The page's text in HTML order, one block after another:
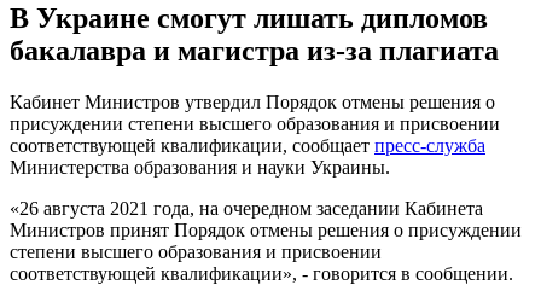
В Украине смогут лишать дипломов
бакалавра и магистра из-за плагиата
Кабинет Министров утвердил Порядок отмены решения о
присуждении степени высшего образования и присвоении
соответствующей квалификации, сообщает пресс-служба
Министерства образования и науки Украины.
«26 августа 2021 года, на очередном заседании Кабинета
Министров принят Порядок отмены решения о присуждении
степени высшего образования и присвоении
соответствующей квалификации», - говорится в сообщении.